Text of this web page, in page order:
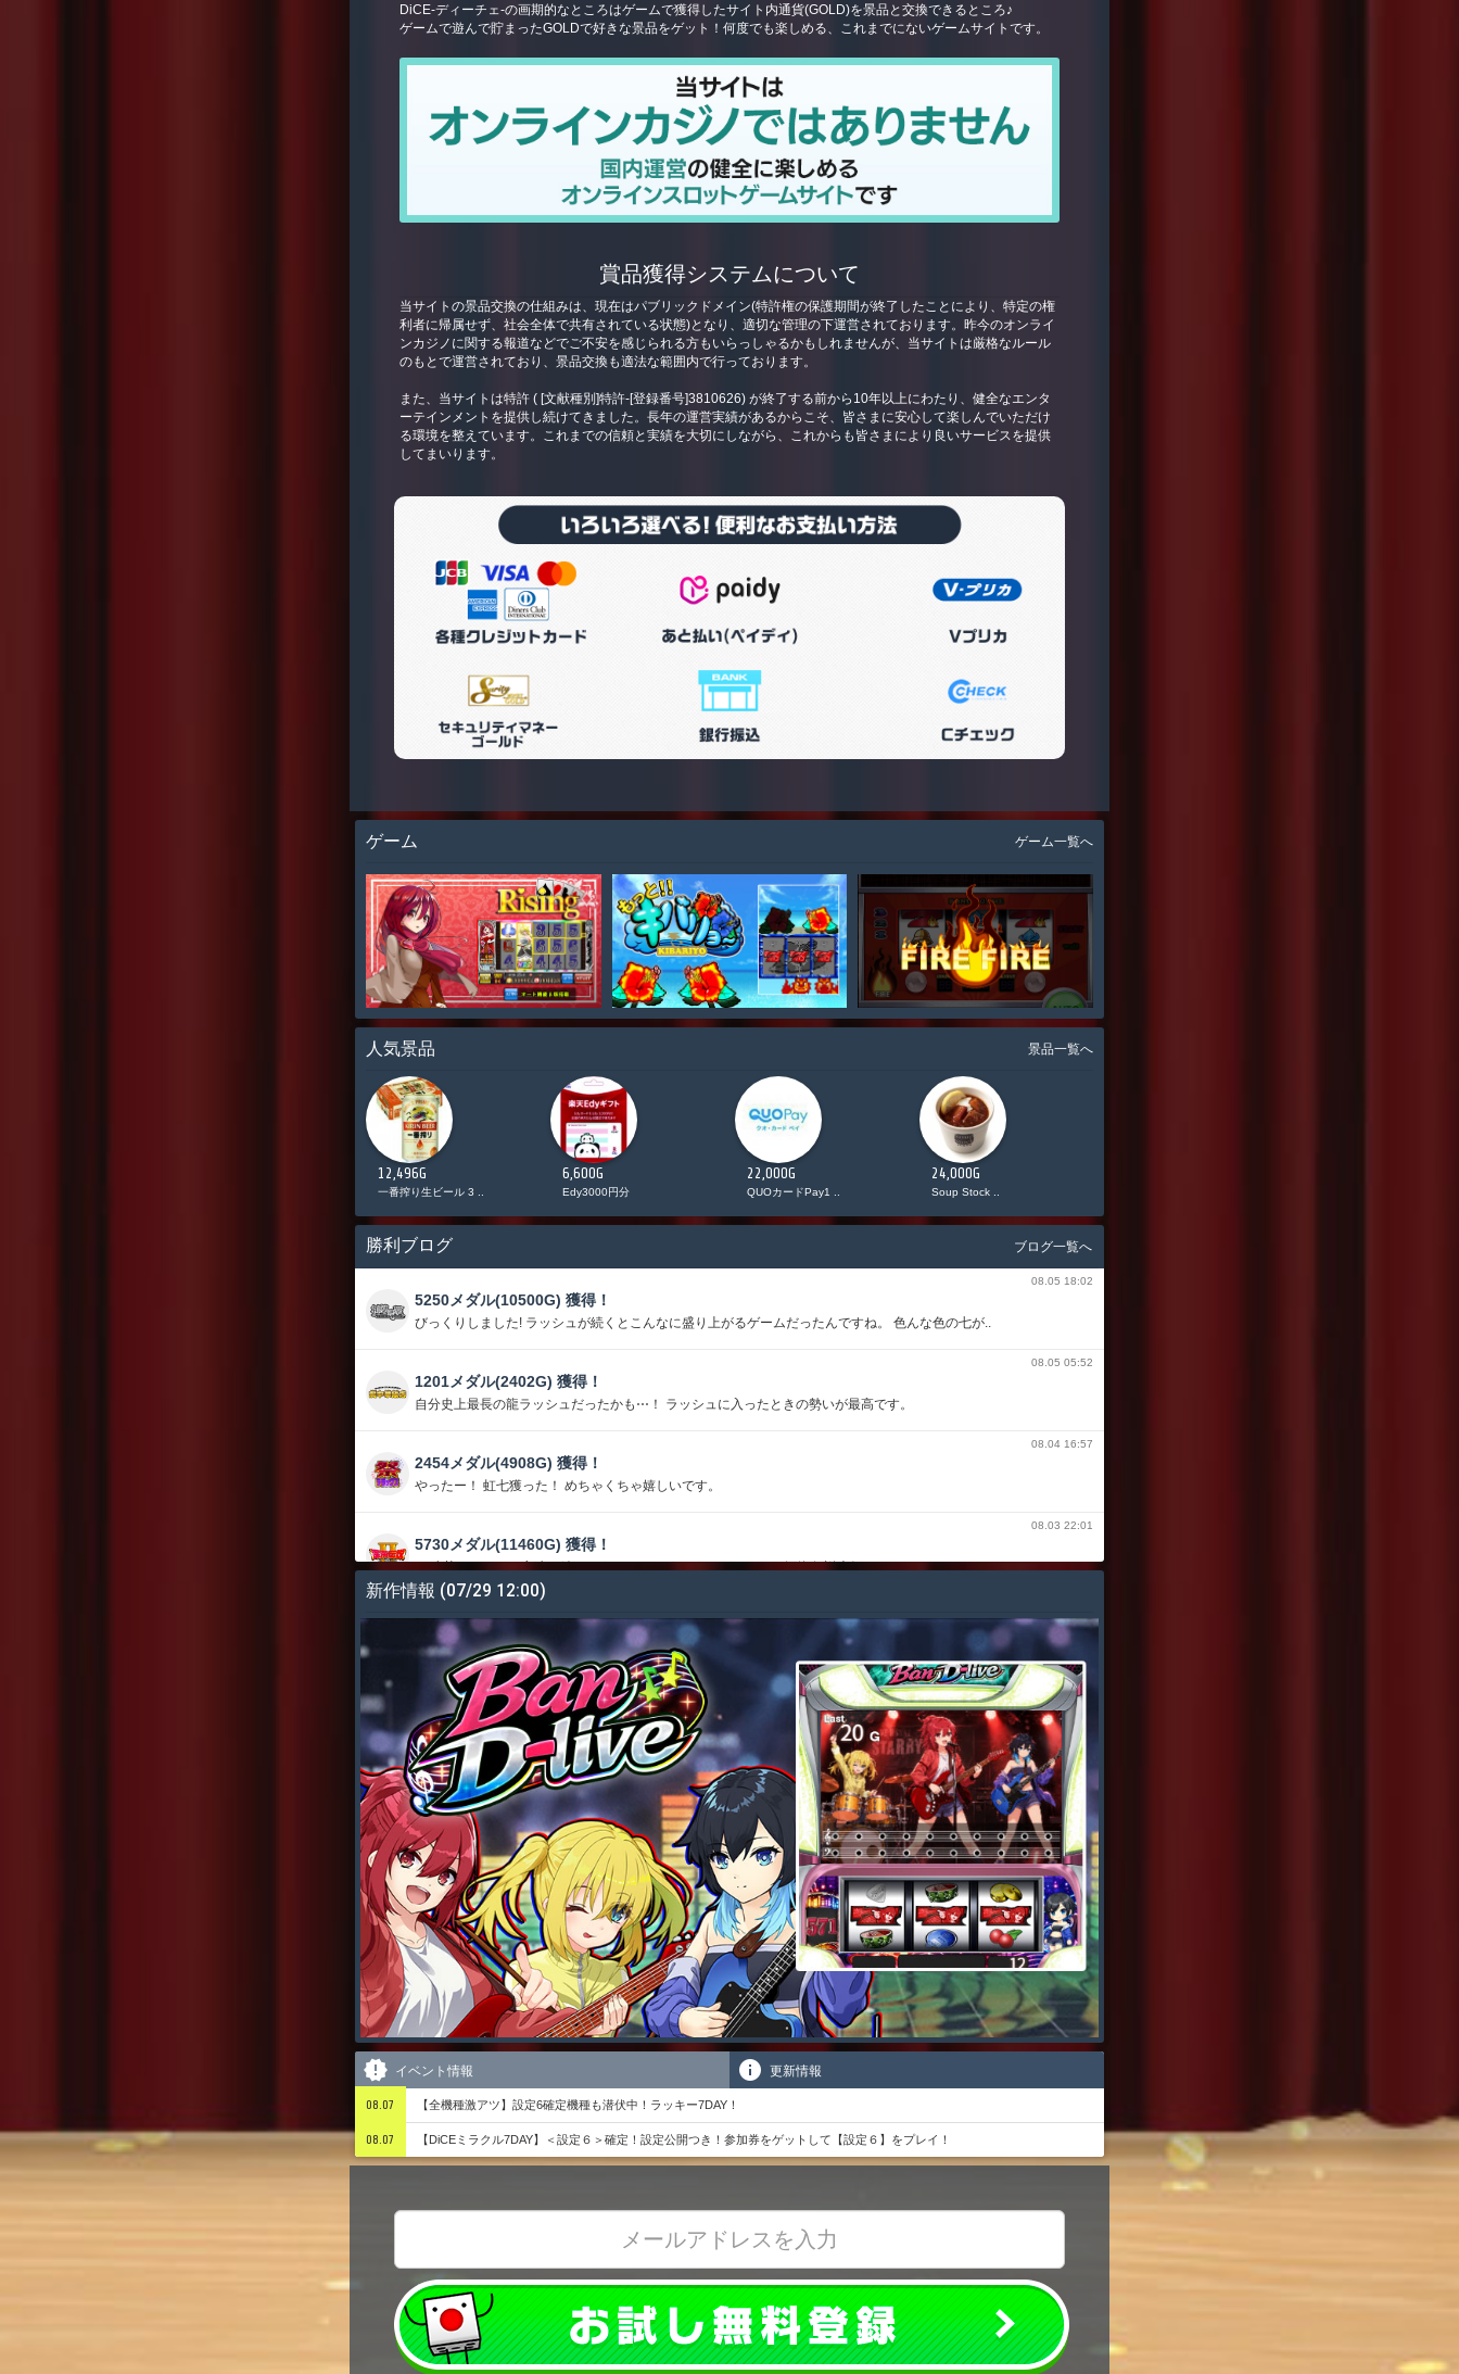
DiCE-ディーチェ-の画期的なところはゲームで獲得したサイト内通貨(GOLD)を景品と交換できるところ♪
ゲームで遊んで貯まったGOLDで好きな景品をゲット！何度でも楽しめる、これまでにないゲームサイトです。
賞品獲得システムについて
当サイトの景品交換の仕組みは、現在はパブリックドメイン(特許権の保護期間が終了したことにより、特定の権
利者に帰属せず、社会全体で共有されている状態)となり、適切な管理の下運営されております。昨今のオンライ
ンカジノに関する報道などでご不安を感じられる方もいらっしゃるかもしれませんが、当サイトは厳格なルール
のもとで運営されており、景品交換も適法な範囲内で行っております。
また、当サイトは特許 ( [文献種別]特許-[登録番号]3810626) が終了する前から10年以上にわたり、健全なエンタ
ーテインメントを提供し続けてきました。長年の運営実績があるからこそ、皆さまに安心して楽しんでいただけ
る環境を整えています。これまでの信頼と実績を大切にしながら、これからも皆さまにより良いサービスを提供
してまいります。
ゲーム ゲーム一覧へ
人気景品 景品一覧へ
12,496G
一番搾り生ビール 3 ..
6,600G
Edy3000円分
22,000G
QUOカードPay1 ..
24,000G
Soup Stock ..
勝利ブログ ブログ一覧へ
08.05 18:02
5250メダル(10500G) 獲得！
びっくりしました! ラッシュが続くとこんなに盛り上がるゲームだったんですね。 色んな色の七が..
08.05 05:52
1201メダル(2402G) 獲得！
自分史上最長の龍ラッシュだったかも⋯！ ラッシュに入ったときの勢いが最高です。
08.04 16:57
2454メダル(4908G) 獲得！
やったー！ 虹七獲った！ めちゃくちゃ嬉しいです。
08.03 22:01
5730メダル(11460G) 獲得！
17連荘くらいして永遠に続きそうでした こういうのがあるから深海伝説大好きです
13873メダル(27746G) 獲得！
しーさーがひかったぁ
新作情報 (07/29 12:00)
イベント情報 更新情報
08.07 【全機種激アツ】設定6確定機種も潜伏中！ラッキー7DAY！
08.07 【DiCEミラクル7DAY】＜設定６＞確定！設定公開つき！参加券をゲットして【設定６】をプレイ！